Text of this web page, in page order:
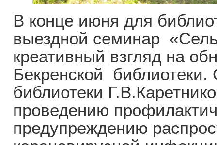
В конце июня для
выездной семинар
креативный взгляд на
Бекренской
библиотеки
проведению
предупреждению